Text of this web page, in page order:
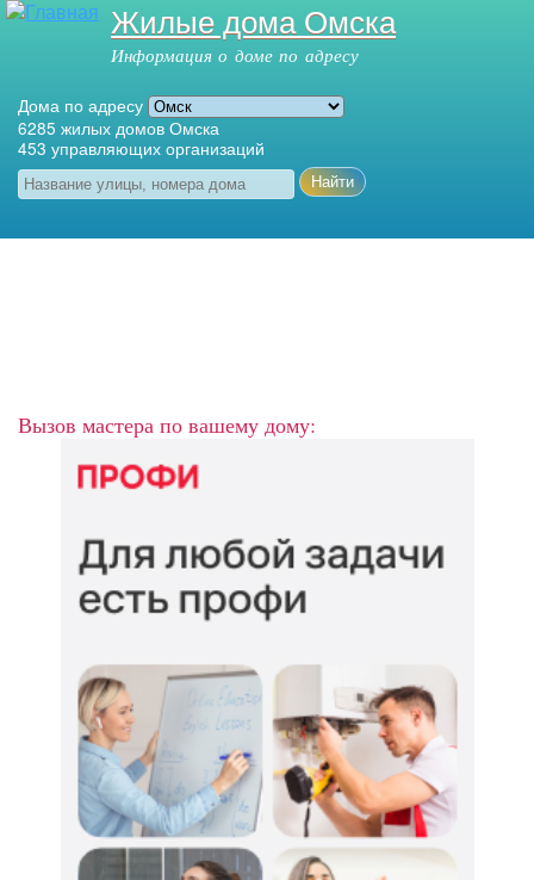
Перейти к
основному
Жилые дома Омска
Информация о доме по адресу
Дома по адресу
6285 жилых домов Омска
453 управляющих организаций
Название улицы, номера дома
Вызов мастера по вашему дому: